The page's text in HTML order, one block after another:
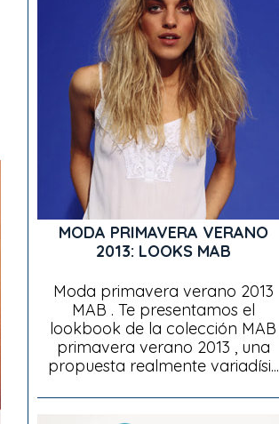
MODA PRIMAVERA VERANO
2013: LOOKS MAB
Moda primavera verano 2013
MAB . Te presentamos el
lookbook de la colección MAB
primavera verano 2013 , una
propuesta realmente variadísi...